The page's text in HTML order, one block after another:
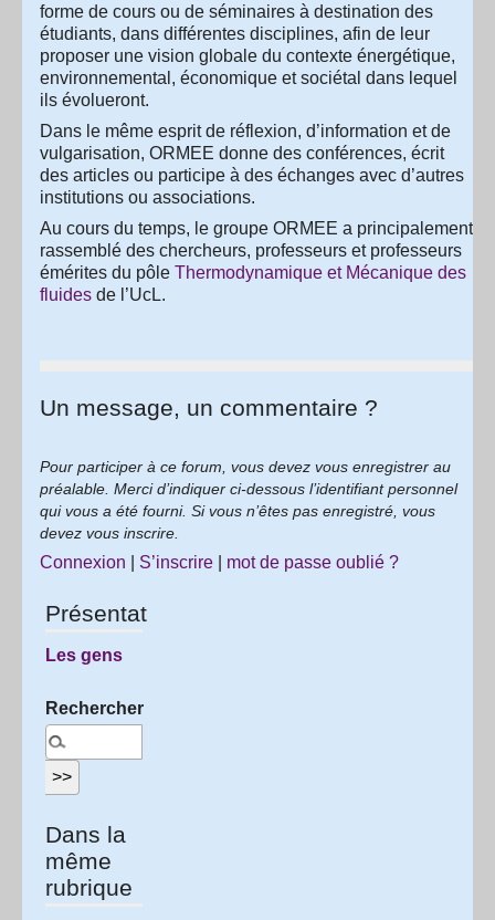
forme de cours ou de séminaires à destination des
étudiants, dans différentes disciplines, afin de leur
proposer une vision globale du contexte énergétique,
environnemental, économique et sociétal dans lequel
ils évolueront.
Dans le même esprit de réflexion, d’information et de
vulgarisation, ORMEE donne des conférences, écrit
des articles ou participe à des échanges avec d’autres
institutions ou associations.
Au cours du temps, le groupe ORMEE a principalement
rassemblé des chercheurs, professeurs et professeurs
émérites du pôle Thermodynamique et Mécanique des
fluides de l’UcL.
Un message, un commentaire ?
Pour participer à ce forum, vous devez vous enregistrer au
préalable. Merci d’indiquer ci-dessous l’identifiant personnel
qui vous a été fourni. Si vous n’êtes pas enregistré, vous
devez vous inscrire.
Connexion S’inscrire mot de passe oublié ?
Présentation
Les gens
Rechercher :
Dans la
même
rubrique